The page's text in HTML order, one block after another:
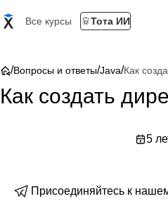
Все курсы Тота ИИ
/Вопросы и ответы/Java/Как
Как создать
5
Присоединяйтесь к